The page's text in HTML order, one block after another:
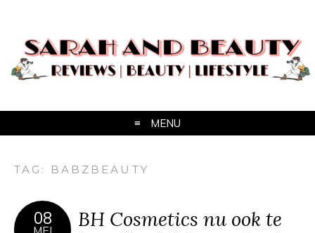
MENU
TAG: BABZBEAUTY
08
BH Cosmetics nu ook te